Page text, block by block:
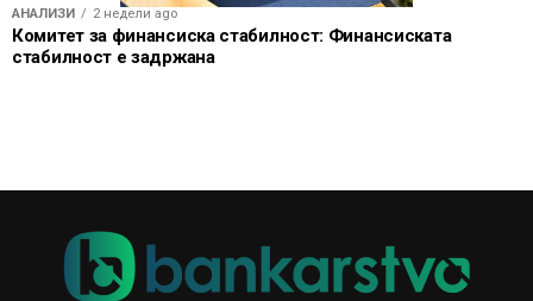
АНАЛИЗИ 2 недели ago
Комитет за финансиска стабилност: Финансиската
стабилност е задржана